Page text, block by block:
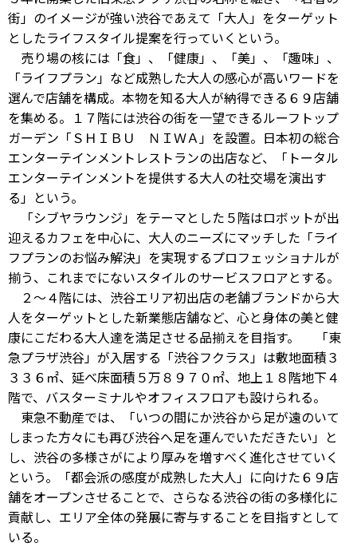
街」のイメージが強い渋谷であえて「大人」をターゲット
としたライフスタイル提案を行っていくという。
売り場の核には「食」、「健康」、「美」、「趣味」、
「ライフプラン」など成熟した大人の感心が高いワードを
選んで店舗を構成。本物を知る大人が納得できる６９店舗
を集める。１７階には渋谷の街を一望できるルーフトップ
ガーデン「ＳＨＩＢＵ ＮＩＷＡ」を設置。日本初の総合
エンターテインメントレストランの出店など、「トータル
エンターテインメントを提供する大人の社交場を演出す
る」という。
「シブヤラウンジ」をテーマとした５階はロボットが出
迎えるカフェを中心に、大人のニーズにマッチした「ライ
フプランのお悩み解決」を実現するプロフェッショナルが
揃う、これまでにないスタイルのサービスフロアとする。
２～４階には、渋谷エリア初出店の老舗ブランドから大
人をターゲットとした新業態店舗など、心と身体の美と健
康にこだわる大人達を満足させる品揃えを目指す。 「東
急プラザ渋谷」が入居する「渋谷フクラス」は敷地面積３
３３６㎡、延べ床面積５万８９７０㎡、地上１８階地下４
階で、バスターミナルやオフィスフロアも設けられる。
東急不動産では、「いつの間にか渋谷から足が遠のいて
しまった方々にも再び渋谷へ足を運んでいただきたい」と
し、渋谷の多様さがにより厚みを増すべく進化させていく
という。「都会派の感度が成熟した大人」に向けた６９店
舗をオープンさせることで、さらなる渋谷の街の多様化に
貢献し、エリア全体の発展に寄与することを目指すとして
いる。